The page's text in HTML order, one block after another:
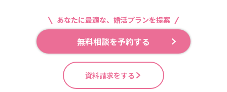
あなたに最適な、婚活プランを提案
無料相談を予約する
資料請求をする